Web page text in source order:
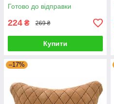
Готово до відправки
224 ₴ 269 ₴
Купити
–17%